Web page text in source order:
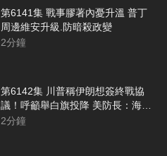
第6141集 戰事膠著內憂升溫 普丁
周邊維安升級.防暗殺政變
2分鐘
第6142集 川普稱伊朗想簽終戰協
議！呼籲舉白旗投降 美防長：海峽
停火未終結
2分鐘